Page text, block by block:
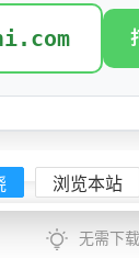
无需下
浏览本站